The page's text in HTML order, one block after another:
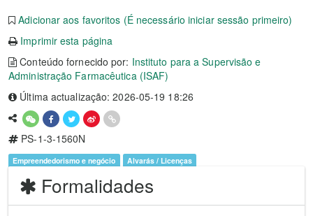
Adicionar aos favoritos (É necessário iniciar sessão primeiro)
Imprimir esta página
Conteúdo fornecido por: Instituto para a Supervisão e
Administração Farmacêutica (ISAF)
Última actualização: 2026-05-19 18:26
PS-1-3-1560N
Empreendedorismo e negócio Alvarás / Licenças
Formalidades